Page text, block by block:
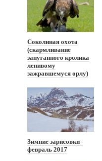
Соколиная охота
(скармливание
запуганного кролика
ленивому
зажравшемуся орлу)
Зимние зарисовки -
февраль 2017